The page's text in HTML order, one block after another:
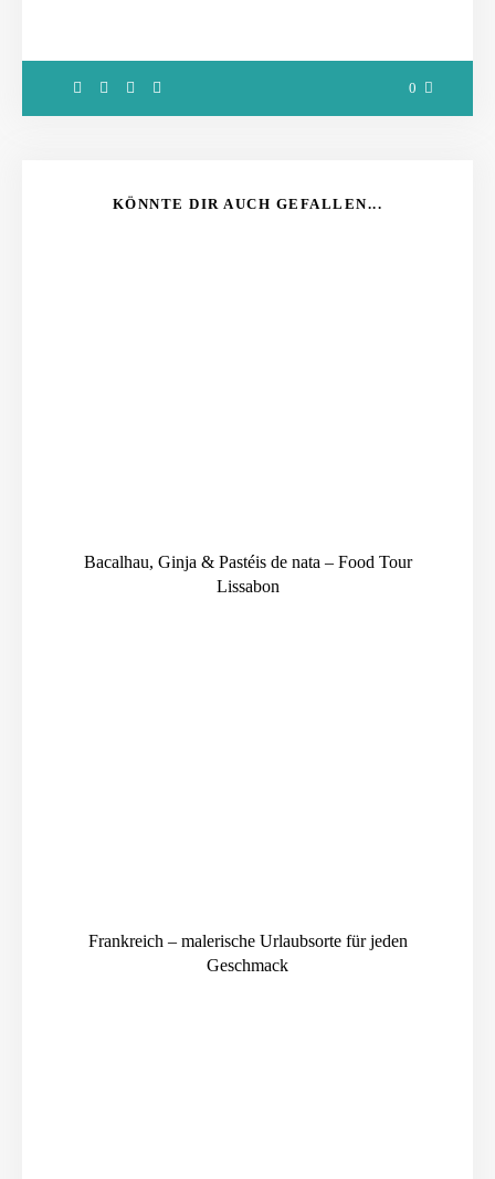
0
KÖNNTE DIR AUCH GEFALLEN...
Bacalhau, Ginja & Pastéis de nata – Food Tour
Lissabon
Frankreich – malerische Urlaubsorte für jeden
Geschmack